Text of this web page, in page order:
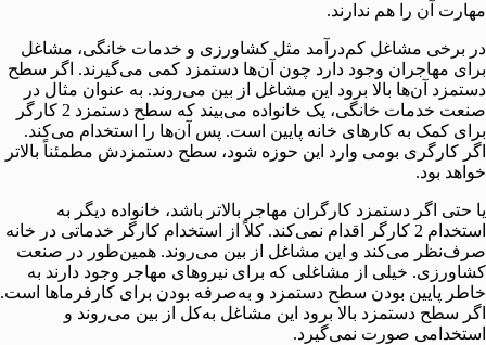
مهارت آن را هم ندارند.
در برخی مشاغل کم‌درآمد مثل کشاورزی و خدمات خانگی، مشاغل
برای مهاجران وجود دارد چون آن‌ها دستمزد کمی می‌گیرند. اگر سطح
دستمزد آن‌ها بالا برود این مشاغل از بین می‌روند. به عنوان مثال در
صنعت خدمات خانگی، یک خانواده می‌بیند که سطح دستمزد 2 کارگر
برای کمک به کارهای خانه پایین است. پس آن‌ها را استخدام می‌کند.
اگر کارگری بومی وارد این حوزه شود، سطح دستمزدش مطمئناً بالاتر
خواهد بود.
یا حتی اگر دستمزد کارگران مهاجر بالاتر باشد، خانواده دیگر به
استخدام 2 کارگر اقدام نمی‌کند. کلاً از استخدام کارگر خدماتی در خانه
صرف‌نظر می‌کند و این مشاغل از بین می‌روند. همین‌طور در صنعت
کشاورزی. خیلی از مشاغلی که برای نیروهای مهاجر وجود دارند به
خاطر پایین بودن سطح دستمزد و به‌صرفه بودن برای کارفرماها است.
اگر سطح دستمزد بالا برود این مشاغل به‌کل از بین می‌روند و
استخدامی صورت نمی‌گیرد.